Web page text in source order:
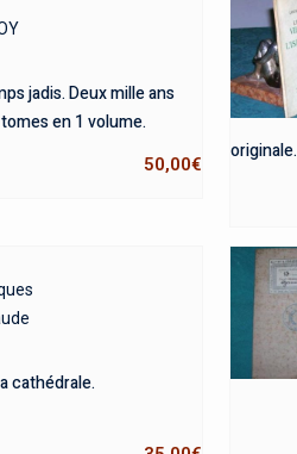
jadis. Deux mille ans
en 1 volume.
50,00€
originale.
cathédrale.